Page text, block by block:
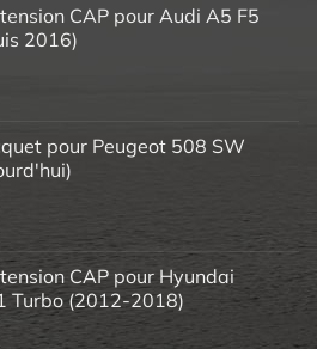
CAP pour Audi A5 F5
2016)
pour Peugeot 508 SW
CAP pour Hyundai
Turbo (2012-2018)